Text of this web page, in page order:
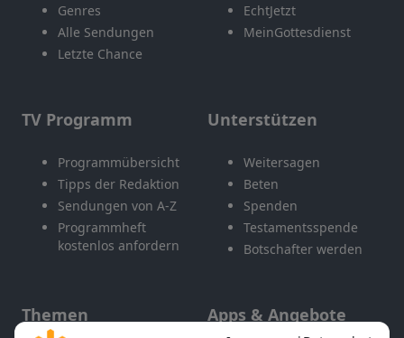
Genres
Alle Sendungen
Letzte Chance
EchtJetzt
MeinGottesdienst
TV Programm
Programmübersicht
Tipps der Redaktion
Sendungen von A-Z
Programmheft
kostenlos anfordern
Unterstützen
Weitersagen
Beten
Spenden
Testamentsspende
Botschafter werden
Themen Apps & Angebote